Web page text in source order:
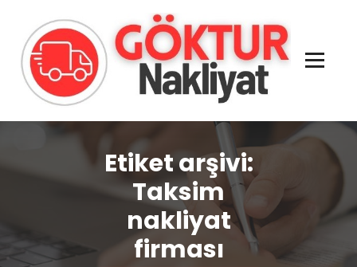
Etiket arşivi:
Taksim
nakliyat
firması